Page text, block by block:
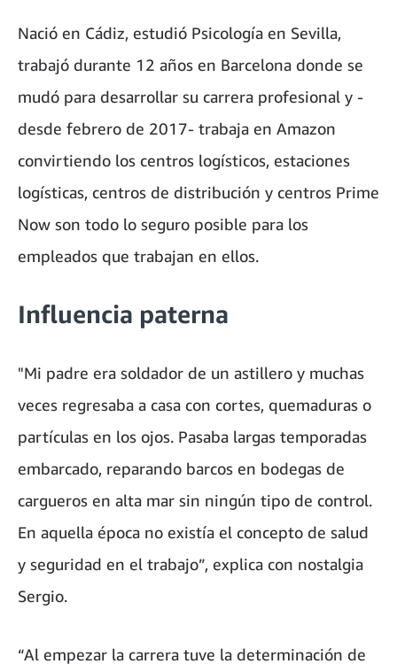
Nació en Cádiz, estudió Psicología en Sevilla,
trabajó durante 12 años en Barcelona donde se
mudó para desarrollar su carrera profesional y -
desde febrero de 2017- trabaja en Amazon
convirtiendo los centros logísticos, estaciones
logísticas, centros de distribución y centros Prime
Now son todo lo seguro posible para los
empleados que trabajan en ellos.
Influencia paterna
"Mi padre era soldador de un astillero y muchas
veces regresaba a casa con cortes, quemaduras o
partículas en los ojos. Pasaba largas temporadas
embarcado, reparando barcos en bodegas de
cargueros en alta mar sin ningún tipo de control.
En aquella época no existía el concepto de salud
y seguridad en el trabajo”, explica con nostalgia
Sergio.
“Al empezar la carrera tuve la determinación de